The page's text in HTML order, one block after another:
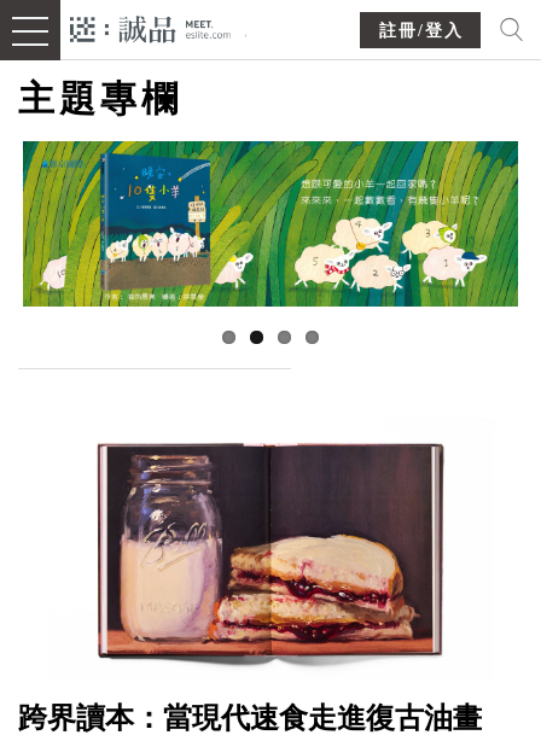
註冊/登入
主題專欄
跨界讀本：當現代速食走進復古油畫